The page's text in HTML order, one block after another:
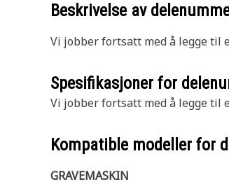
Beskrivelse av
Vi jobber fortsatt med å legge til
Spesifikasjoner for
Vi jobber fortsatt med å legge til
Kompatible modeller for
GRAVEMASKIN